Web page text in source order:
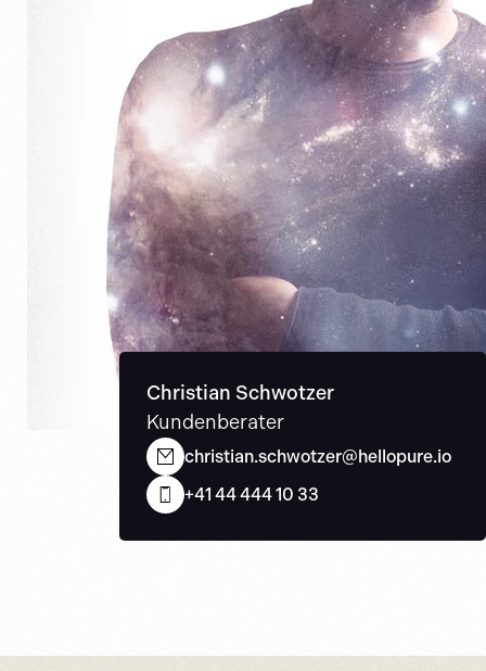
Christian Schwotzer
Kundenberater
christian.schwotzer@hellopure.io
+41 44 444 10 33